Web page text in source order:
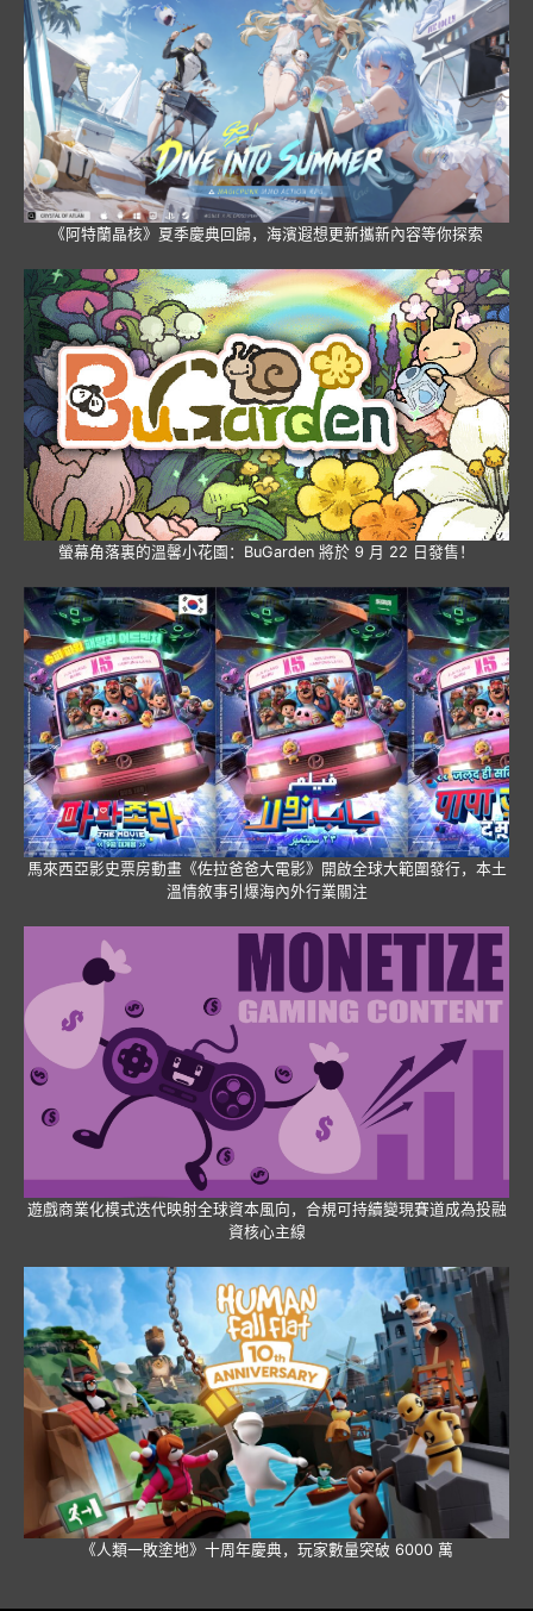
《阿特蘭晶核》夏季慶典回歸，海濱遐想更新攜新內容等你探索
螢幕角落裏的溫馨小花園：BuGarden 將於 9 月 22 日發售！
馬來西亞影史票房動畫《佐拉爸爸大電影》開啟全球大範圍發行，本土
溫情敘事引爆海內外行業關注
遊戲商業化模式迭代映射全球資本風向，合規可持續變現賽道成為投融
資核心主線
《人類一敗塗地》十周年慶典，玩家數量突破 6000 萬